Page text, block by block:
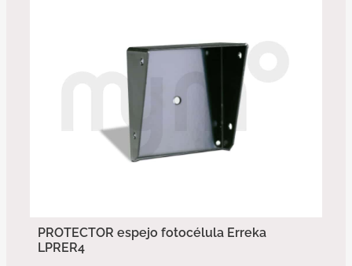
PROTECTOR espejo fotocélula Erreka
LPRER4